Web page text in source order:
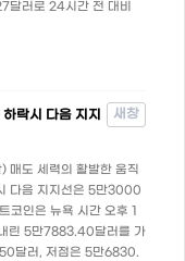
달러로 24시간 전 대비
락시 다음 지지
새창
매도 세력의 활발한 움직
다음 지지선은 5만3000
코인은 뉴욕 시간 오후 1
린 5만7883.40달러를 가
달러, 저점은 5만6830.